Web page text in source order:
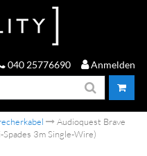
040 25776690 Anmelden
Audioquest Brave
3m Single-Wire)